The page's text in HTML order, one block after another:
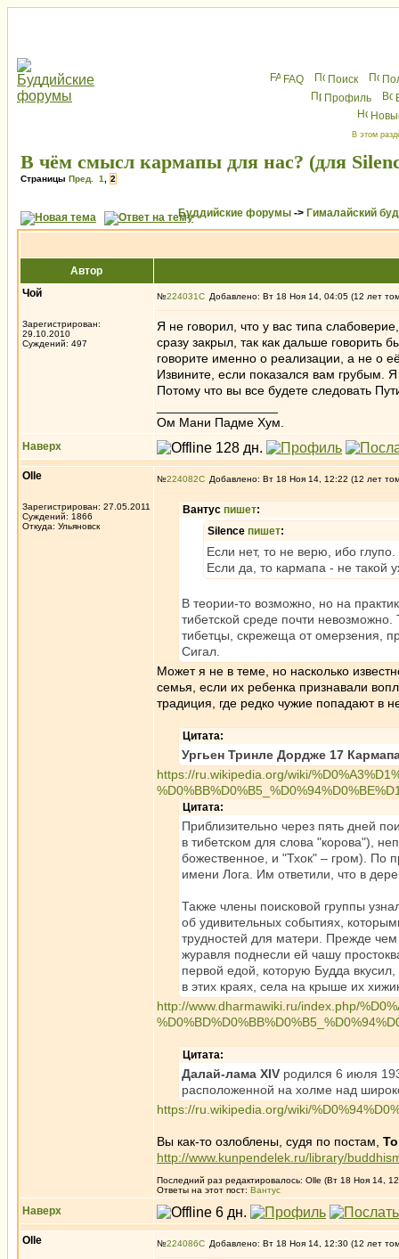
FAQ Поиск
Профиль
В этом
В чём смысл кармапы для нас? (для
Страницы Пред. 1 2
Буддийские форумы -> Гималайский
Автор
Чой
Зарегистрирован:
29.10.2010
Суждений: 497
№224031 Добавлено: Вт 18 Ноя 14, 04:05 (12 лет
Я не говорил, что у вас типа
сразу закрыл, так как дальше говорить
говорите именно о реализации, а не о
Извините, если показался вам грубым.
Потому что вы все будете следовать
Ом Мани Падме Хум.
Наверх
Olle
Зарегистрирован: 27.05.2011
Суждений: 1866
Откуда: Ульяновск
№224082 Добавлено: Вт 18 Ноя 14, 12:22 (12 лет
Вантус пишет:
Silence пишет:
Если нет, то не верю, ибо глупо.
Если да, то кармапа - не такой
В теории-то возможно, но на
тибетской среде почти
тибетцы, скрежеща от омерзения,
Сигал.
Может я не в теме, но насколько
семья, если их ребенка признавали
традиция, где редко чужие попадают в
Цитата:
Ургьен Тринле Дордже 17
https://ru.wikipedia.org/wiki/
Цитата:
Приблизительно через пять дней
в тибетском для слова "корова"),
божественное, и "Тхок" – гром). По
имени Лога. Им ответили, что в
Также члены поисковой группы
об удивительных событиях,
трудностей для матери. Прежде
журавля поднесли ей чашу
первой едой, которую Будда вкусил,
в этих краях, села на крыше их
http://www.dharmawiki.ru/index.php/
Цитата:
Далай-лама XIV родился 6 июля
расположенной на холме над
https://ru.wikipedia.org/wiki/
Вы как-то озлоблены, судя по постам,
http://www.kunpendelek.ru/library/
Последний раз редактировалось: Olle (Вт 18 Ноя 14,
Ответы на этот пост: Вантус
Наверх
Olle №224086 Добавлено: Вт 18 Ноя 14, 12:30 (12 лет